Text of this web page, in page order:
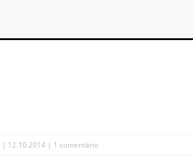
| 12.10.2014 | 1 comentário